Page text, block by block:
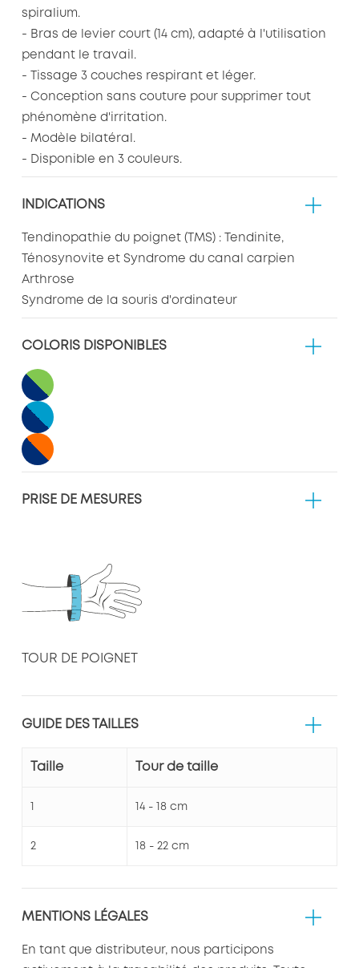
spiralium.
- Bras de levier court (14 cm), adapté à l'utilisation
pendant le travail.
- Tissage 3 couches respirant et léger.
- Conception sans couture pour supprimer tout
phénomène d'irritation.
- Modèle bilatéral.
- Disponible en 3 couleurs.
INDICATIONS
Tendinopathie du poignet (TMS) : Tendinite,
Ténosynovite et Syndrome du canal carpien
Arthrose
Syndrome de la souris d'ordinateur
COLORIS DISPONIBLES
PRISE DE MESURES
TOUR DE POIGNET
GUIDE DES TAILLES
Taille Tour de taille
14 - 18 cm
2 18 - 22 cm
MENTIONS LÉGALES
En tant que distributeur, nous participons